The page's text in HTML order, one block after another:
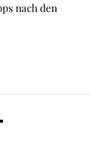
nach den